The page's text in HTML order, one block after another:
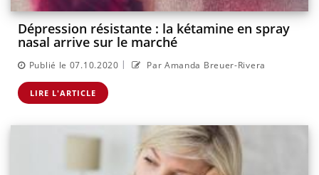
Dépression résistante : la kétamine en spray
nasal arrive sur le marché
Publié le 07.10.2020 | Par Amanda Breuer-Rivera
LIRE L'ARTICLE